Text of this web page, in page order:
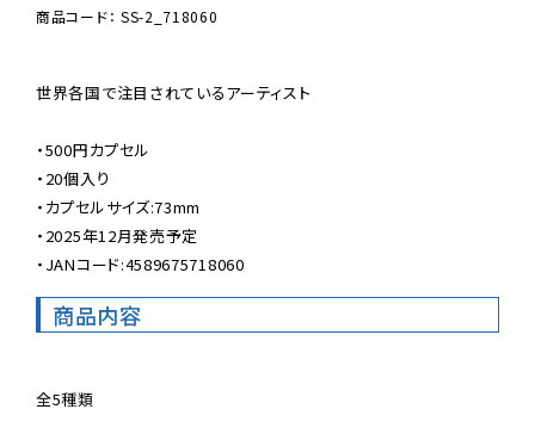
商品コード： SS-2_718060
世界各国で注目されているアーティスト
・500円カプセル
・20個入り
・カプセルサイズ:73mm
・2025年12月発売予定
・JANコード:4589675718060
商品内容
全5種類